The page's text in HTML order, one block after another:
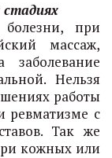
стадиях
при
массаж,
Нельзя
работы
ревматизме с
Так же
кожных или